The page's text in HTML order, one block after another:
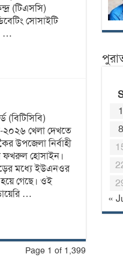
(টিএসসি)
সোসাইটি
…
(বিটিসিবি)
খেলা দেখতে
উপজেলা নির্বাহী
ফখরুল হোসাইন।
মধ্যে ইউএনওর
গেছে। ওই
…
Page 1 of 1,399
1
8
«